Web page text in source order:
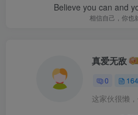
Believe you can and
相信自己，你也
真爱无敌
0
这家伙很懒